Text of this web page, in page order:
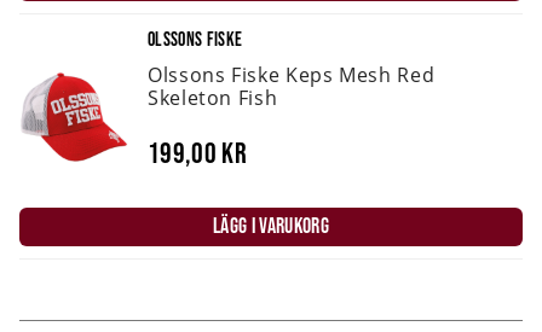
OLSSONS FISKE
Olssons Fiske Keps Mesh Red
Skeleton Fish
199,00 kr
LÄGG I VARUKORG